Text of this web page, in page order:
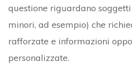
questione riguardano
minori, ad esempio) che
rafforzate e informazioni
personalizzate.